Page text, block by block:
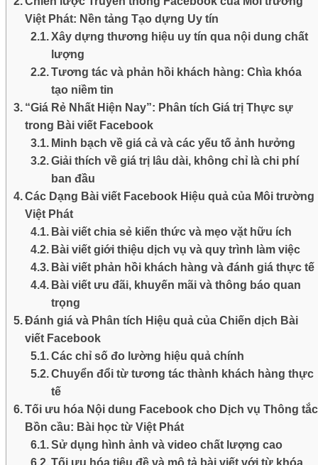
Việt Phát: Nền tảng Tạo dựng Uy tín
Xây dựng thương hiệu uy tín qua nội dung chất
lượng
Tương tác và phản hồi khách hàng: Chìa khóa
tạo niềm tin
“Giá Rẻ Nhất Hiện Nay”: Phân tích Giá trị Thực sự
trong Bài viết Facebook
Minh bạch về giá cả và các yếu tố ảnh hưởng
Giải thích về giá trị lâu dài, không chỉ là chi phí
ban đầu
Các Dạng Bài viết Facebook Hiệu quả của Môi trường
Việt Phát
Bài viết chia sẻ kiến thức và mẹo vặt hữu ích
Bài viết giới thiệu dịch vụ và quy trình làm việc
Bài viết phản hồi khách hàng và đánh giá thực tế
Bài viết ưu đãi, khuyến mãi và thông báo quan
trọng
Đánh giá và Phân tích Hiệu quả của Chiến dịch Bài
viết Facebook
Các chỉ số đo lường hiệu quả chính
Chuyển đổi từ tương tác thành khách hàng thực
tế
Tối ưu hóa Nội dung Facebook cho Dịch vụ Thông tắc
Bồn cầu: Bài học từ Việt Phát
Sử dụng hình ảnh và video chất lượng cao
Tối ưu hóa tiêu đề và mô tả bài viết với từ khóa